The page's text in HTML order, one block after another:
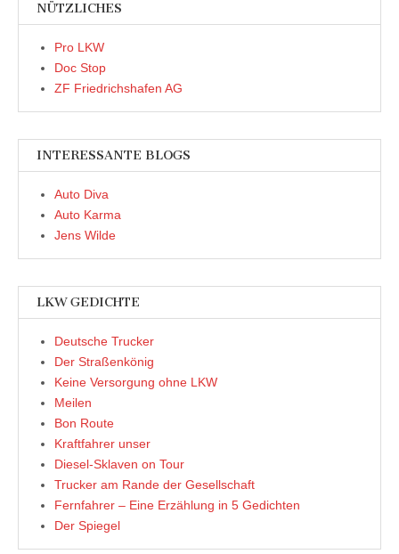
NÜTZLICHES
Pro LKW
Doc Stop
ZF Friedrichshafen AG
INTERESSANTE BLOGS
Auto Diva
Auto Karma
Jens Wilde
LKW GEDICHTE
Deutsche Trucker
Der Straßenkönig
Keine Versorgung ohne LKW
Meilen
Bon Route
Kraftfahrer unser
Diesel-Sklaven on Tour
Trucker am Rande der Gesellschaft
Fernfahrer – Eine Erzählung in 5 Gedichten
Der Spiegel